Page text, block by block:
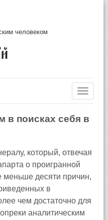
человеком
в поисках себя в
который, отвечая
о проигранной
меньше десяти причин,
в
чем достаточно для
аналитическим